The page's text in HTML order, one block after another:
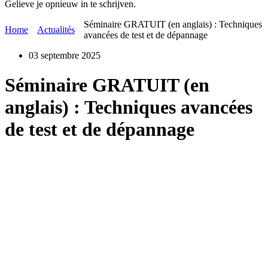
Gelieve je opnieuw in te schrijven.
Home Actualités
Séminaire GRATUIT (en anglais) : Techniques
avancées de test et de dépannage
03 septembre 2025
Séminaire GRATUIT (en
anglais) : Techniques avancées
de test et de dépannage